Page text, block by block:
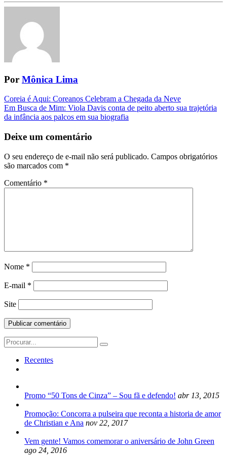
Por Mônica Lima
Navegação
da
Coreia é Aqui: Coreanos Celebram a Chegada da Neve
Em Busca de Mim: Viola Davis conta de peito aberto sua trajetória
da infância aos palcos em sua biografia
Deixe um comentário
O seu endereço de e-mail não será publicado. Campos obrigatórios
são marcados com *
Comentário *
Nome *
E-mail *
Site
Search
for:
Recentes
Promo “50 Tons de Cinza” – Sou fã e defendo! abr 13, 2015
Promoção: Concorra a pulseira que reconta a historia de amor
de Christian e Ana nov 22, 2017
Vem gente! Vamos comemorar o aniversário de John Green
ago 24, 2016